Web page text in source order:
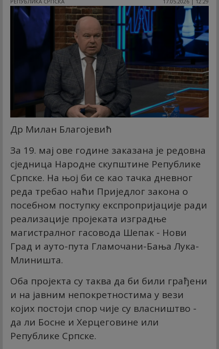
Др Милан Благојевић
За 19. мај ове године заказана је редовна
сједница Народне скупштине Републике
Српске. На њој би се као тачка дневног
реда требао наћи Приједлог закона о
посебном поступку експропријације ради
реализације пројеката изградње
магистралног гасовода Шепак - Нови
Град и ауто-пута Гламочани-Бања Лука-
Млиништа.
Оба пројекта су таква да би били грађени
и на јавним непокретностима у вези
којих постоји спор чије су власништво -
да ли Босне и Херцеговине или
Републике Српске.